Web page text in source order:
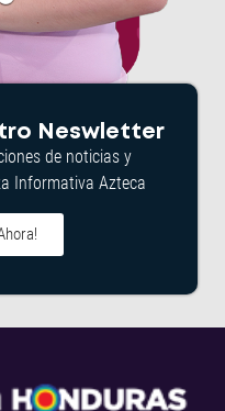
Neswletter
de noticias y
Informativa Azteca